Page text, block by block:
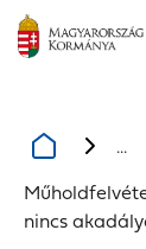
...
nincs